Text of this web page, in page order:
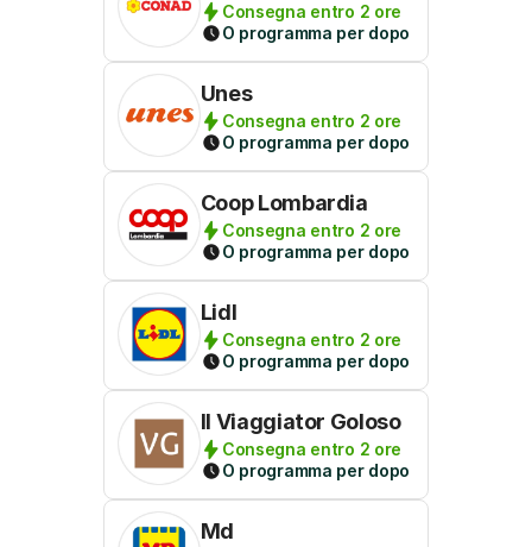
Consegna entro 2 ore
O programma per dopo
Unes
Consegna entro 2 ore
O programma per dopo
Coop Lombardia
Consegna entro 2 ore
O programma per dopo
Lidl
Consegna entro 2 ore
O programma per dopo
Il Viaggiator Goloso
Consegna entro 2 ore
O programma per dopo
Md